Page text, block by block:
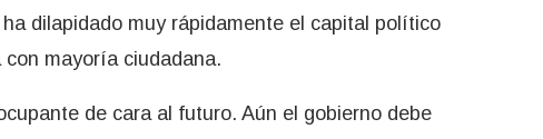
dilapidado muy rápidamente el capital político
mayoría ciudadana.
de cara al futuro. Aún el gobierno debe